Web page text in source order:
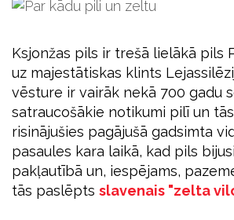
Ksjonžas pils ir trešā lielākā pils
uz majestātiskas klints
vēsture ir vairāk nekā 700 gadu
satraucošākie notikumi pilī un
risinājušies pagājušā gadsimta
pasaules kara laikā, kad pils
pakļautībā un, iespējams,
tās paslēpts slavenais "zelta